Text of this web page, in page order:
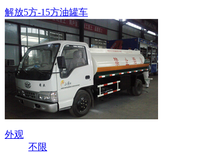
解放5方-15方油罐车
外观
不限